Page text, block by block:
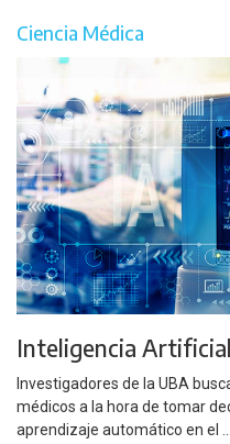
Ciencia Médica
Inteligencia
Investigadores de la UBA
médicos a la hora de tomar
aprendizaje automático en el ...